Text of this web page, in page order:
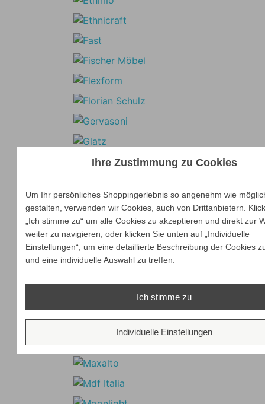
Ihre Zustimmung zu Cookies
Um Ihr persönliches Shoppingerlebnis so angenehm wie
gestalten, verwenden wir Cookies, auch von Drittanbietern.
„Ich stimme zu“ um alle Cookies zu akzeptieren und direkt zur
weiter zu navigieren; oder klicken Sie unten auf „Individuelle
Einstellungen“, um eine detaillierte Beschreibung der Cookies
und eine individuelle Auswahl zu treffen.
Ich stimme zu
Individuelle Einstellungen